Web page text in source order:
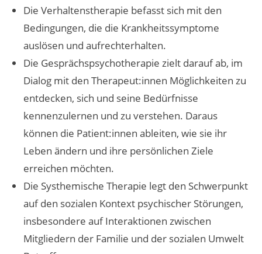
Die Verhaltenstherapie befasst sich mit den
Bedingungen, die die Krankheitssymptome
auslösen und aufrechterhalten.
Die Gesprächspsychotherapie zielt darauf ab, im
Dialog mit den Therapeut:innen Möglichkeiten zu
entdecken, sich und seine Bedürfnisse
kennenzulernen und zu verstehen. Daraus
können die Patient:innen ableiten, wie sie ihr
Leben ändern und ihre persönlichen Ziele
erreichen möchten.
Die Systhemische Therapie legt den Schwerpunkt
auf den sozialen Kontext psychischer Störungen,
insbesondere auf Interaktionen zwischen
Mitgliedern der Familie und der sozialen Umwelt